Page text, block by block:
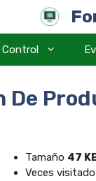
Control
Tamaño 47
Veces visitado